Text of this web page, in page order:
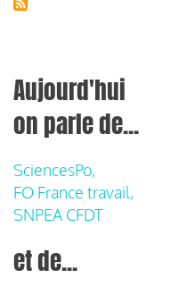
Aujourd'hui
on parle de...
SciencesPo,
FO France travail,
SNPEA CFDT
et de...